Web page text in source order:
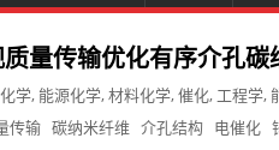
量传输优化有序介孔
化学, 能源化学,材料化学,催化, 工程学,
传输 碳纳米纤维 介孔结构 电催化